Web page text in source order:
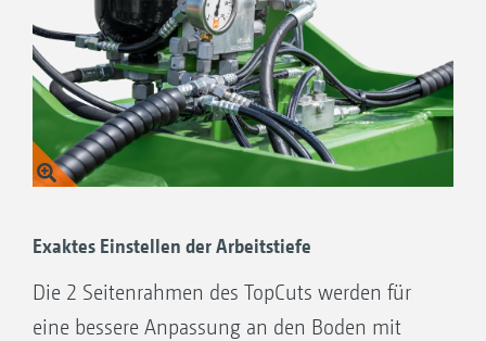
Exaktes Einstellen der Arbeitstiefe
Die 2 Seitenrahmen des TopCuts werden für
eine bessere Anpassung an den Boden mit